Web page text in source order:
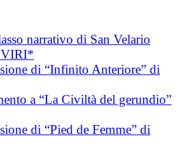
narrativo di San Velario
di “Infinito Anteriore” di
a “La Civiltà del gerundio”
di “Pied de Femme” di